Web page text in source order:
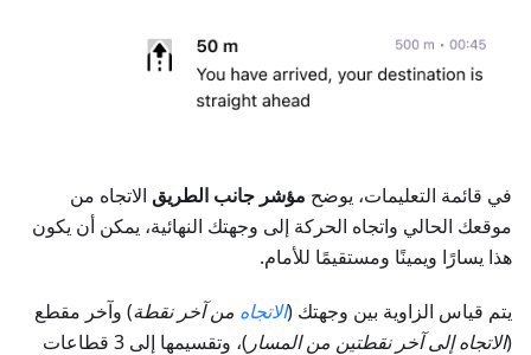
في قائمة التعليمات، يوضح مؤشر جانب الطريق الاتجاه من
موقعك الحالي واتجاه الحركة إلى وجهتك النهائية، يمكن أن يكون
هذا يسارًا ويمينًا ومستقيمًا للأمام.
يتم قياس الزاوية بين وجهتك (الاتجاه من آخر نقطة) وآخر مقطع
(الاتجاه إلى آخر نقطتين من المسار )، وتقسيمها إلى 3 قطاعات